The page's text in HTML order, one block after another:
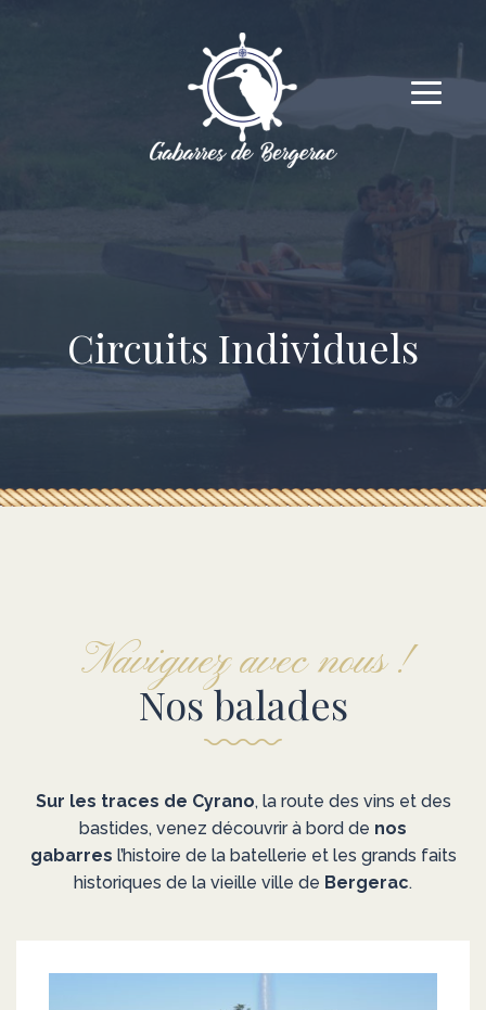
Circuits Individuels
Naviguez avec nous !
Nos balades
Sur les traces de Cyrano, la route des vins et des
bastides, venez découvrir à bord de nos
gabarres l’histoire de la batellerie et les grands faits
historiques de la vieille ville de Bergerac.